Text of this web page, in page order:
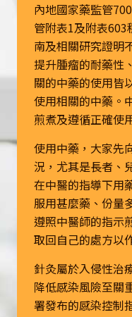
內地國家藥監管
管附表1及附表
南及相關研究證明
提升腫瘤的耐藥性
關的中藥的使用皆
使用相關的中藥。
煎煮及遵循正確使
使用中藥，大家先
況，尤其是長者、
在中醫的指導下用
服用甚麼藥、份量
遵照中醫師的指示
取回自己的處方以
針灸屬於入侵性治
降低感染風險至關
署發布的感染控制